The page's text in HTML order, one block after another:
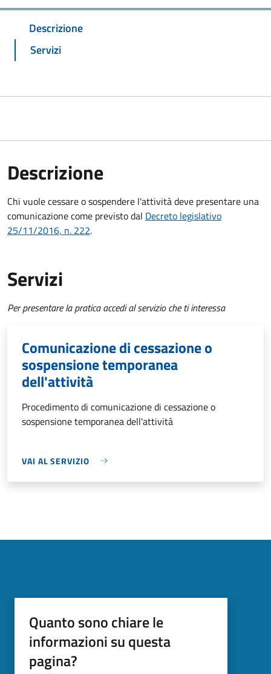
Descrizione
Servizi
Descrizione
Chi vuole cessare o sospendere l'attività deve presentare una
comunicazione come previsto dal Decreto legislativo
25/11/2016, n. 222.
Servizi
Per presentare la pratica accedi al servizio che ti interessa
Comunicazione di cessazione o
sospensione temporanea
dell'attività
Procedimento di comunicazione di cessazione o
sospensione temporanea dell'attività
VAI AL SERVIZIO
Quanto sono chiare le
informazioni su questa
pagina?